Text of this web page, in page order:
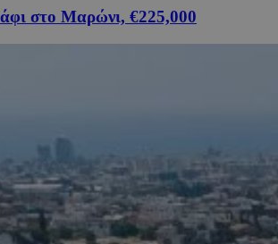
στο Μαρώνι, €225,000